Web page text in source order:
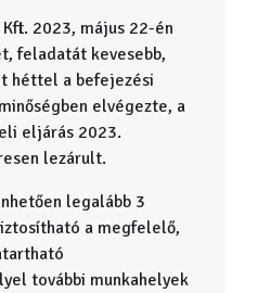
2023, május 22-én
feladatát kevesebb,
héttel a befejezési
elvégezte, a
eljárás 2023.
lezárult.
legalább 3
a megfelelő,
további munkahelyek